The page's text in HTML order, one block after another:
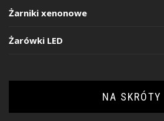
Żarniki xenonowe
Żarówki LED
NA SKRÓTY